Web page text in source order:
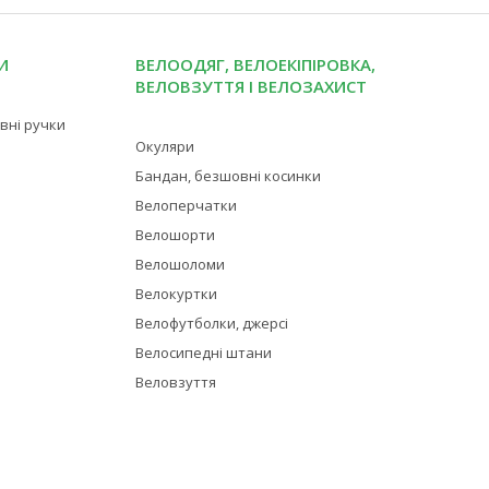
ручки
ВЕЛООДЯГ, ВЕЛОЕКІПІРОВКА,
ВЕЛОВЗУТТЯ І ВЕЛОЗАХИСТ
Окуляри
Бандан, безшовні косинки
Велоперчатки
Велошорти
Велошоломи
Велокуртки
Велофутболки, джерсі
Велосипедні штани
Веловзуття